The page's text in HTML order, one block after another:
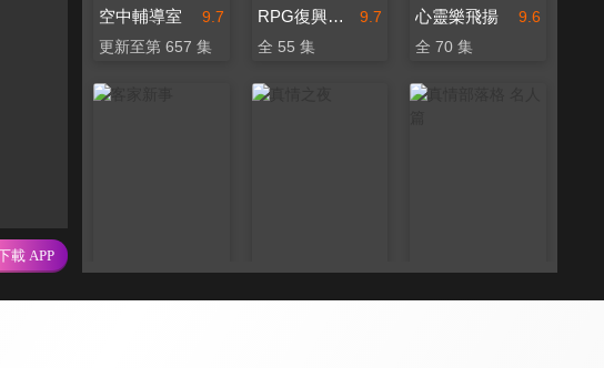
9.7
空中輔導室
更新至第 657 集
9.7
RPG復興禱告總動員
全 55 集
9.6
心靈樂飛揚
全 70 集